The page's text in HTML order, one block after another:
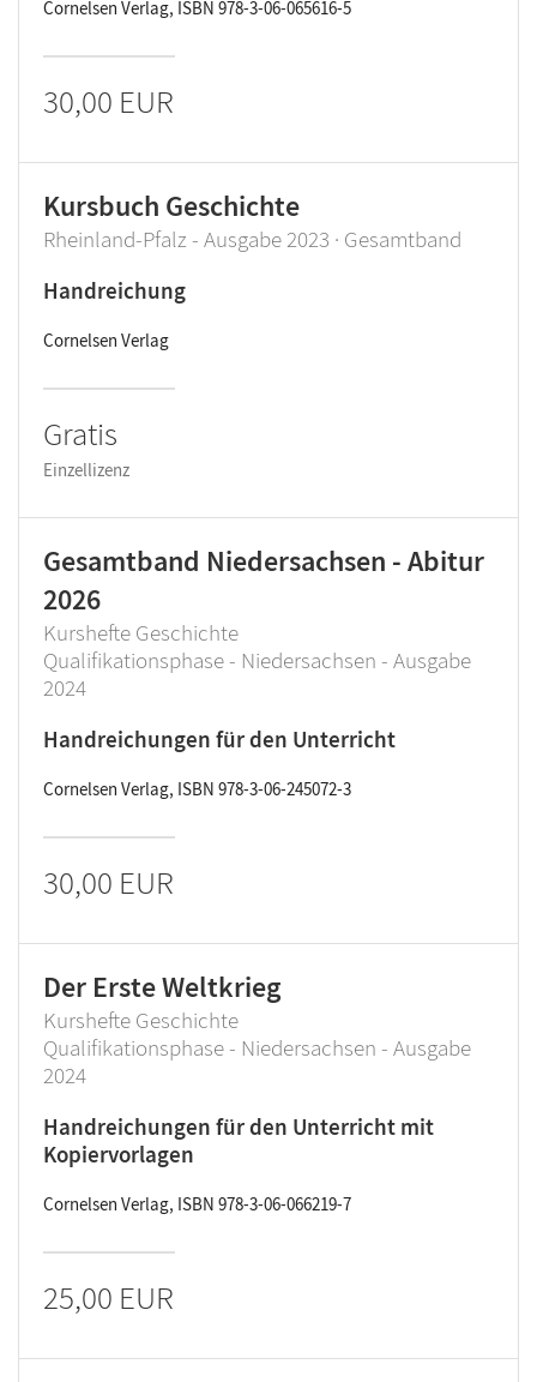
Cornelsen Verlag, ISBN 978-3-06-065616-5
30,00 EUR
Kursbuch Geschichte
Rheinland-Pfalz - Ausgabe 2023 · Gesamtband
Handreichung
Cornelsen Verlag
Gratis
Einzellizenz
Gesamtband Niedersachsen - Abitur
2026
Kurshefte Geschichte
Qualifikationsphase - Niedersachsen - Ausgabe
2024
Handreichungen für den Unterricht
Cornelsen Verlag, ISBN 978-3-06-245072-3
30,00 EUR
Der Erste Weltkrieg
Kurshefte Geschichte
Qualifikationsphase - Niedersachsen - Ausgabe
2024
Handreichungen für den Unterricht mit
Kopiervorlagen
Cornelsen Verlag, ISBN 978-3-06-066219-7
25,00 EUR